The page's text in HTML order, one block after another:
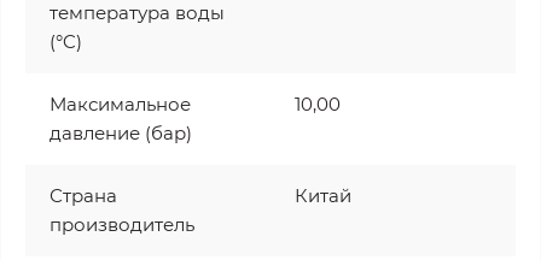
температура воды
(°C)
Максимальное
давление (бар)
10,00
Страна
производитель
Китай